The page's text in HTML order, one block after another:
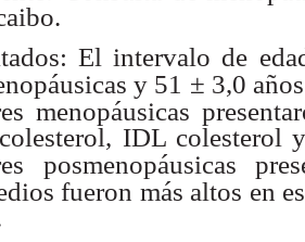
El intervalo de
y 51 ± 3,0 años
menopáusicas
IDL colesterol
posmenopáusicas
fueron más altos en